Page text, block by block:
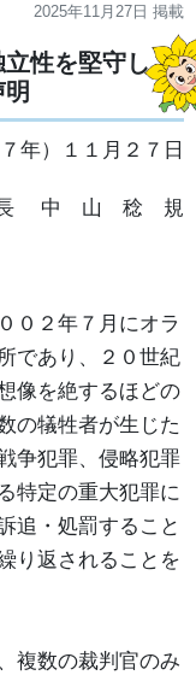
2025年11月27日 掲載
性を堅守し、
年）１１月２７日
長 中 山 稔 規
０２年７月にオラ
であり、２０世紀
像を絶するほどの
の犠牲者が生じた
争犯罪、侵略犯罪
特定の重大犯罪に
追・処罰すること
り返されることを
複数の裁判官のみ